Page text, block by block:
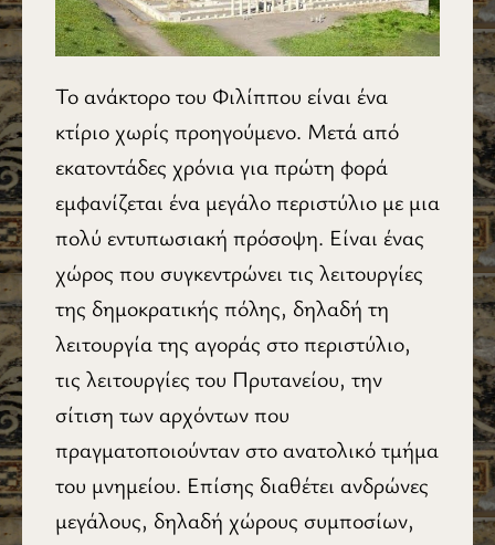
Το ανάκτορο του Φιλίππου είναι ένα
κτίριο χωρίς προηγούμενο. Μετά από
εκατοντάδες χρόνια για πρώτη φορά
εμφανίζεται ένα μεγάλο περιστύλιο με μια
πολύ εντυπωσιακή πρόσοψη. Είναι ένας
χώρος που συγκεντρώνει τις λειτουργίες
της δημοκρατικής πόλης, δηλαδή τη
λειτουργία της αγοράς στο περιστύλιο,
τις λειτουργίες του Πρυτανείου, την
σίτιση των αρχόντων που
πραγματοποιούνταν στο ανατολικό τμήμα
του μνημείου. Επίσης διαθέτει ανδρώνες
μεγάλους, δηλαδή χώρους συμποσίων,